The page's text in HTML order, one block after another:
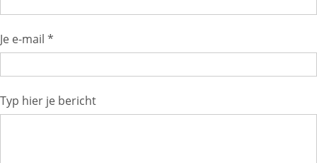
Je e-mail *
Typ hier je bericht